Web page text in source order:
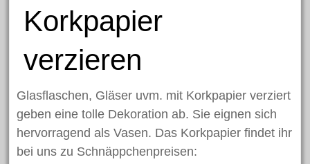
Korkpapier
verzieren
Glasflaschen, Gläser uvm. mit Korkpapier verziert
geben eine tolle Dekoration ab. Sie eignen sich
hervorragend als Vasen. Das Korkpapier findet ihr
bei uns zu Schnäppchenpreisen: